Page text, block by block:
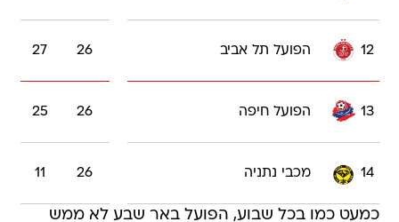
12 הפועל תל אביב 26
27
13 הפועל חיפה 26
25
14 מכבי נתניה 26
11
כמעט כמו בכל שבוע, הפועל באר שבע לא ממש